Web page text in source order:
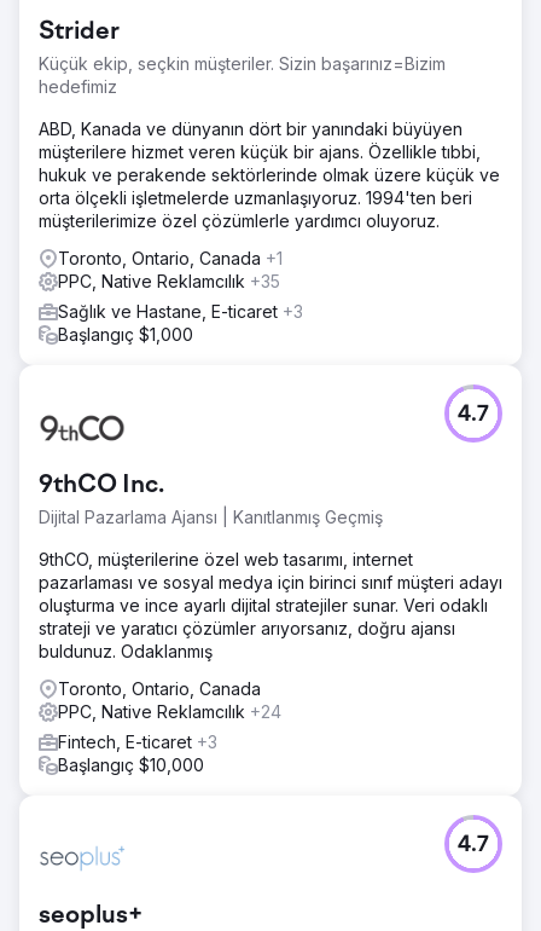
kampanyası.
Çözüm
Maliya'nın görünürlüğünü artıran aramaları görmek için
anahtar kelime hareketlerini izledi. Reklam performansını
ve hedef kitle tepkilerini analiz etti. Topluluğu
bilgilendirmek için yeni GBP gönderileri ve yerel
güncellemeler yayınladı. İlgi gösteren ziyaretçilere
ulaşmak için yeniden hedefleme kullandı.
Sonuç
Tam olarak umduğumuz gibi oldu. Organik anahtar
kelimeler 296'dan 461'e yükseldi. İlk 2 sayfadaki anahtar
kelimeler %166 arttı. Bu sadece daha fazla trafik değil;
doğru trafik. Sadece 12 ayda: GBP görüntülemeleri ↑
sitesi tıklamaları ↑ %49,6. Performans kazanımları: Erişim
↑ %240, Tıklama oranı ↑ %52, Potansiyel müşteri başına
maliyet ↓ %31. Rezervasyon talepleri dokuzuncu ayda
yapmadık; onu somutlaştırdık.
Strider
Küçük ekip, seçkin müşteriler. Sizin başarınız=Bizim
hedefimiz
ABD, Kanada ve dünyanın dört bir yanındaki büyüyen
müşterilere hizmet veren küçük bir ajans. Özellikle tıbbi,
hukuk ve perakende sektörlerinde olmak üzere küçük ve
orta ölçekli işletmelerde uzmanlaşıyoruz. 1994'ten beri
müşterilerimize özel çözümlerle yardımcı oluyoruz.
Toronto, Ontario, Canada +1
PPC, Native Reklamcılık +35
Sağlık ve Hastane, E-ticaret +3
Başlangıç $1,000
9thCO Inc.
Dijital Pazarlama Ajansı | Kanıtlanmış Geçmiş
4.7
9thCO, müşterilerine özel web tasarımı, internet
pazarlaması ve sosyal medya için birinci sınıf müşteri adayı
oluşturma ve ince ayarlı dijital stratejiler sunar. Veri odaklı
strateji ve yaratıcı çözümler arıyorsanız, doğru ajansı
buldunuz. Odaklanmış
Toronto, Ontario, Canada
PPC, Native Reklamcılık +24
Fintech, E-ticaret +3
Başlangıç $10,000
seoplus+
4.7